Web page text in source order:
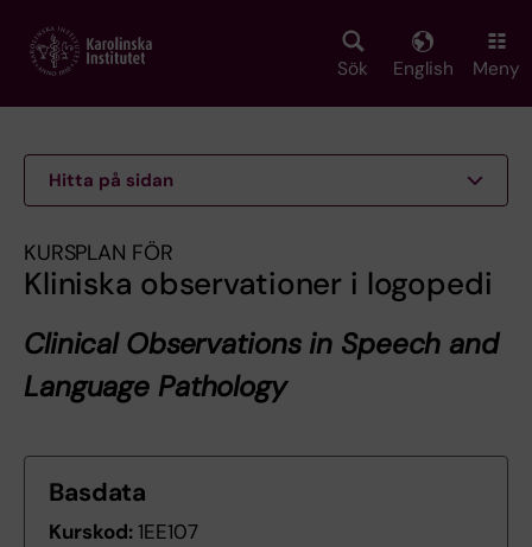
main
Sök English Meny
Hitta på sidan
KURSPLAN FÖR
Kliniska observationer i logopedi
Clinical Observations in Speech and
Language Pathology
Basdata
Kurskod:1EE107